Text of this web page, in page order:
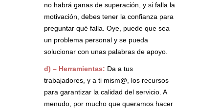
no habrá ganas de superación, y si falla la
motivación, debes tener la confianza para
preguntar qué falla. Oye, puede que sea
un problema personal y se pueda
solucionar con unas palabras de apoyo.
d) – Herramientas: Da a tus
trabajadores, y a ti mism@, los recursos
para garantizar la calidad del servicio. A
menudo, por mucho que queramos hacer